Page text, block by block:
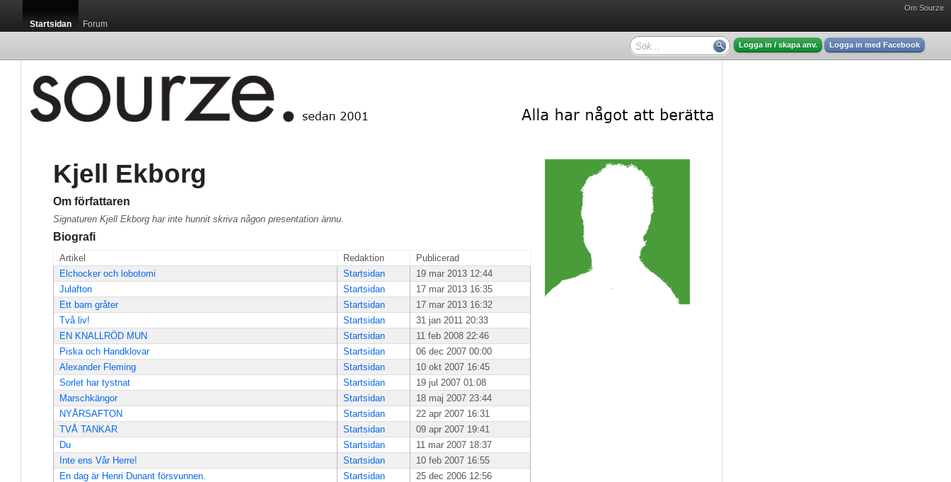
Om Sourze
Startsidan Forum
Logga in / skapa anv. Logga in med Facebook
Kjell Ekborg
Om författaren
Signaturen Kjell Ekborg har inte hunnit skriva någon presentation ännu.
Biografi
Artikel Redaktion
Publicerad
Elchocker och lobotomi
Startsidan
19 mar 2013 12:44
Julafton
Startsidan
17 mar 2013 16:35
Ett barn gråter
Startsidan
17 mar 2013 16:32
Två liv!
Startsidan
31 jan 2011 20:33
EN KNALLRÖD MUN
Startsidan
11 feb 2008 22:46
Piska och Handklovar
Startsidan
06 dec 2007 00:00
Alexander Fleming
Startsidan
10 okt 2007 16:45
Sorlet har tystnat
Startsidan
19 jul 2007 01:08
Marschkängor
Startsidan
18 maj 2007 23:44
NYÅRSAFTON
Startsidan
22 apr 2007 16:31
TVÅ TANKAR
Startsidan
09 apr 2007 19:41
Du
Startsidan
11 mar 2007 18:37
Inte ens Vår Herre!
Startsidan
10 feb 2007 16:55
En dag är Henri Dunant försvunnen.
Startsidan
25 dec 2006 12:56